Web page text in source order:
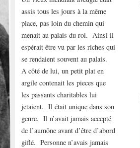
assis tous les jours à la même
place, pas loin du chemin qui
menait au palais du roi. Ainsi il
espérait être vu par les riches qui
se rendaient souvent au palais.
A côté de lui, un petit plat en
argile contenait les pieces que
les passants charitables lui
jetaient. Il était unique dans son
genre. Il n’avait jamais accepté
de l’aumône avant d’être d’abord
giflé. Personne n’avais jamais